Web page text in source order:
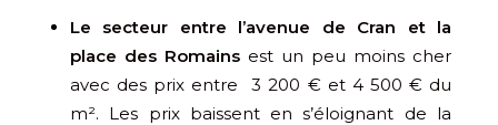
Le secteur entre l’avenue de Cran et la
place des Romains est un peu moins cher
avec des prix entre 3 200 € et 4 500 € du
m². Les prix baissent en s’éloignant de la